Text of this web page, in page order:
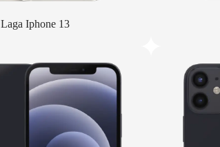
Laga Iphone 13